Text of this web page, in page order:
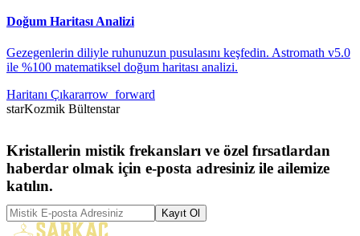
Doğum Haritası Analizi
Gezegenlerin diliyle ruhunuzun pusulasını keşfedin. Astromath v5.0
ile %100 matematiksel doğum haritası analizi.
Haritanı Çıkararrow_forward
starKozmik Bültenstar
Kristallerin mistik frekansları ve özel fırsatlardan
haberdar olmak için e-posta adresiniz ile ailemize
katılın.
Kayıt Ol